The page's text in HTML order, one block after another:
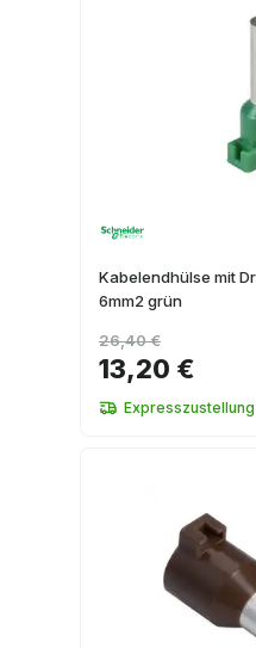
Kabelendhülse mit
6mm2 grün
13,20 €
26,40 €
Expresszustellung